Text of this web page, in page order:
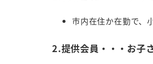
市内在住か在勤で、
2.提供会員・・・お子